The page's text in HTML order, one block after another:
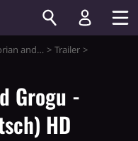
Star Wars: The Mandalorian and Grogu
Trailer
Grogu -
HD